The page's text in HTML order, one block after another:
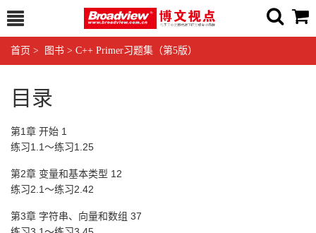
首页 > 图书 > C++ Primer习题集（第5版）
目录
第1章 开始 1
练习1.1～练习1.25
第2章 变量和基本类型 12
练习2.1～练习2.42
第3章 字符串、向量和数组 37